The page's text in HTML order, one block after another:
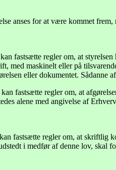
anses for at være kommet
fastsætte regler om, at
med maskinelt eller på
eller dokumentet. Sådanne
fastsætte regler om, at
alene med angivelse af
fastsætte regler om, at
i medfør af denne lov, skal